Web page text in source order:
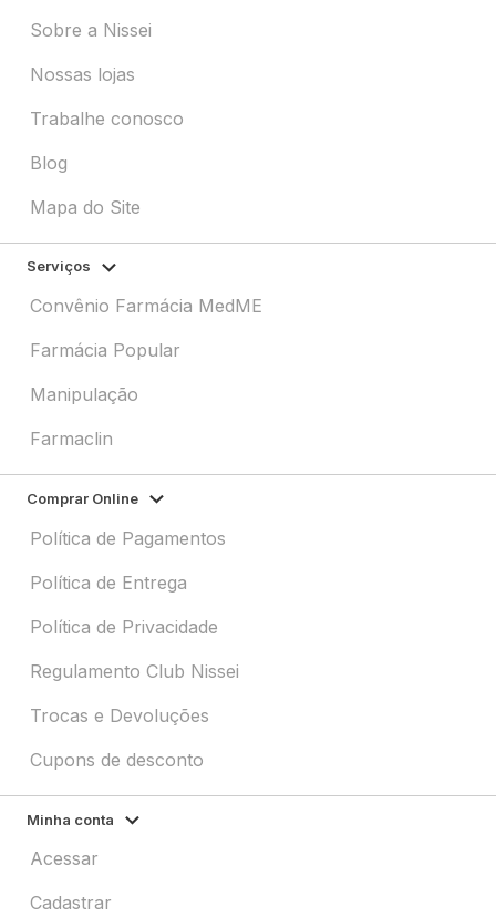
Sobre a Nissei
Nossas lojas
Trabalhe conosco
Blog
Mapa do Site
Serviços
Convênio Farmácia MedME
Farmácia Popular
Manipulação
Farmaclin
Comprar Online
Política de Pagamentos
Política de Entrega
Política de Privacidade
Regulamento Club Nissei
Trocas e Devoluções
Cupons de desconto
Minha conta
Acessar
Cadastrar